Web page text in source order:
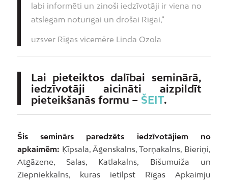
labi informēti un zinoši iedzīvotāji ir viena no
atslēgām noturīgai un drošai Rīgai,”
uzsver Rīgas vicemēre Linda Ozola
Lai pieteiktos dalībai seminārā,
iedzīvotāji aicināti aizpildīt
pieteikšanās formu – ŠEIT.
Šis seminārs paredzēts iedzīvotājiem no
apkaimēm: Ķīpsala, Āgenskalns, Torņakalns, Bieriņi,
Atgāzene, Salas, Katlakalns, Bišumuiža un
Ziepniekkalns, kuras ietilpst Rīgas Apkaimju